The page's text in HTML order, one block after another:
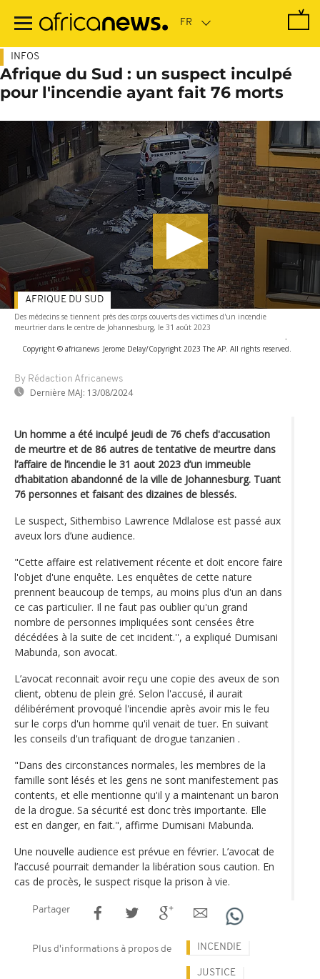
contenu
INFOS
Afrique du Sud : un suspect inculpé
pour l'incendie ayant fait 76 morts
Des médecins se tiennent près des corps couverts des victimes d'un incendie
meurtrier dans le centre de Johannesburg, le 31 août 2023
-
Copyright © africanews Jerome Delay/Copyright 2023 The AP. All rights reserved.
By Rédaction Africanews
Dernière MAJ: 13/08/2024
AFRIQUE DU SUD
Un homme a été inculpé jeudi de 76 chefs d'accusation
de meurtre et de 86 autres de tentative de meurtre dans
l’affaire de l’incendie le 31 aout 2023 d’un immeuble
d’habitation abandonné de la ville de Johannesburg. Tuant
76 personnes et faisant des dizaines de blessés.
Le suspect, Sithembiso Lawrence Mdlalose est passé aux
aveux lors d’une audience.
"Cette affaire est relativement récente et doit encore faire
l'objet d'une enquête. Les enquêtes de cette nature
prennent beaucoup de temps, au moins plus d'un an dans
ce cas particulier. Il ne faut pas oublier qu'un grand
nombre de personnes impliquées sont censées être
décédées à la suite de cet incident.'', a expliqué Dumisani
Mabunda, son avocat.
L’avocat reconnait avoir reçu une copie des aveux de son
client, obtenu de plein gré. Selon l'accusé, il aurait
délibérément provoqué l'incendie après avoir mis le feu
sur le corps d'un homme qu'il venait de tuer. En suivant
les conseils d'un trafiquant de drogue tanzanien .
"Dans des circonstances normales, les membres de la
famille sont lésés et les gens ne sont manifestement pas
contents, et elle mentionne qu'il y a maintenant un baron
de la drogue. Sa sécurité est donc très importante. Elle
est en danger, en fait.", affirme Dumisani Mabunda.
Une nouvelle audience est prévue en février. L’avocat de
l’accusé pourrait demander la libération sous caution. En
cas de procès, le suspect risque la prison à vie.
Partager
Plus d'informations à propos de INCENDIE
JUSTICE